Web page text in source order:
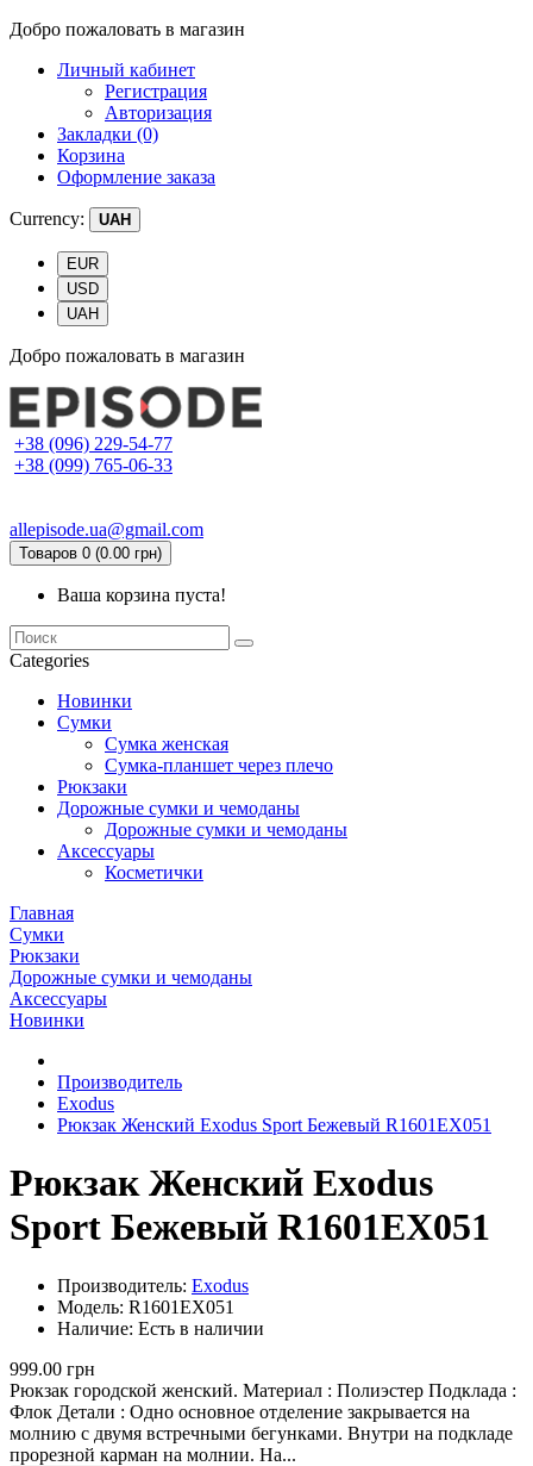
Добро пожаловать в магазин
Личный кабинет
Регистрация
Авторизация
Закладки (0)
Корзина
Оформление заказа
Currency: UAH
EUR
USD
UAH
Добро пожаловать в магазин
+38 (096) 229-54-77
+38 (099) 765-06-33
allepisode.ua@gmail.com
Товаров 0 (0.00 грн)
Ваша корзина пуста!
Categories
Новинки
Сумки
Сумка женская
Сумка-планшет через плечо
Рюкзаки
Дорожные сумки и чемоданы
Дорожные сумки и чемоданы
Аксессуары
Косметички
Главная
Сумки
Рюкзаки
Дорожные сумки и чемоданы
Аксессуары
Новинки
Производитель
Exodus
Рюкзак Женский Exodus Sport Бежевый R1601EX051
Рюкзак Женский Exodus
Sport Бежевый R1601EX051
Производитель: Exodus
Модель: R1601EX051
Наличие: Есть в наличии
999.00 грн
Рюкзак городской женский. Материал : Полиэстер Подклада :
Флок Детали : Одно основное отделение закрывается на
молнию с двумя встречными бегунками. Внутри на подкладе
прорезной карман на молнии. На...